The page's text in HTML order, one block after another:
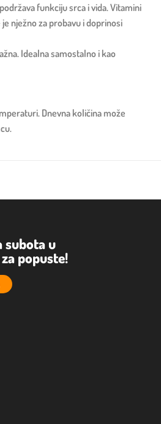
funkciju srca i vida. Vitamini
nježno za probavu i doprinosi
Idealna samostalno i kao
Dnevna količina može
subota u
popuste!